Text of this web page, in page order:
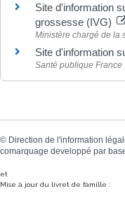
Site d'information
grossesse (IVG)
Ministère chargé de la
Site d'information
Santé publique France
© Direction de l'information
comarquage developpé par
et
Mise à jour du livret de famille :